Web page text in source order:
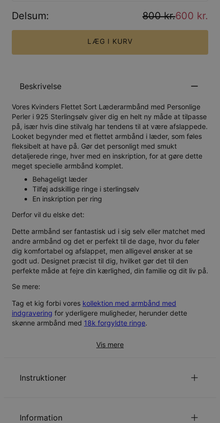
Delsum: 800 kr.600 kr.
LÆG I KURV
Beskrivelse
Vores Kvinders Flettet Sort Læderarmbånd med Personlige
Perler i 925 Sterlingsølv giver dig en helt ny måde at tilpasse
på, især hvis dine stilvalg har tendens til at være afslappede.
Looket begynder med et flettet armbånd i læder, som føles
fleksibelt at have på. Gør det personligt med smukt
detaljerede ringe, hver med en inskription, for at gøre dette
meget specielle armbånd komplet.
Behageligt læder
Tilføj adskillige ringe i sterlingsølv
En inskription per ring
Vis mere
Derfor vil du elske det:
Dette armbånd ser fantastisk ud i sig selv eller matchet med
andre armbånd og det er perfekt til de dage, hvor du føler
dig komfortabel og afslappet, men alligevel ønsker at se
godt ud. Designet præcist til dig, hvilket gør det til den
perfekte måde at fejre din kærlighed, din familie og dit liv på.
Se mere:
Tag et kig forbi vores kollektion med armbånd med
indgravering for yderligere muligheder, herunder dette
skønne armbånd med 18k forgyldte ringe.
Instruktioner
dobbelt tjekke din stavemåde og formatering.
Information